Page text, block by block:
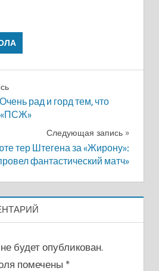
рад и горд тем, что
«ПСЖ»
Следующая запись
тер Штегена за «Жирону»:
фантастический матч»
будет опубликован.
помечены *